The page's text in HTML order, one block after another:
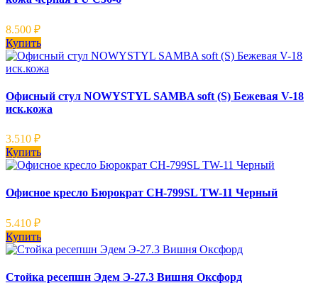
8.500 ₽
Купить
Офисный стул NOWYSTYL SAMBA soft (S) Бежевая V-18
иск.кожа
3.510 ₽
Купить
Офисное кресло Бюрократ CH-799SL TW-11 Черный
5.410 ₽
Купить
Стойка ресепшн Эдем Э-27.3 Вишня Оксфорд